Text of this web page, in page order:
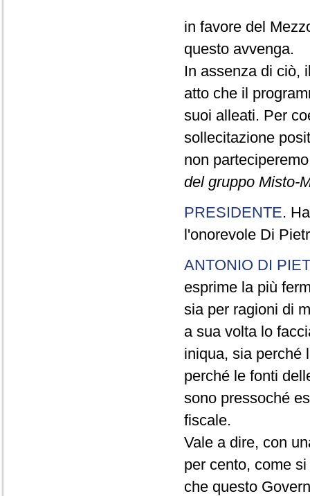
in favore del
questo avvenga.
In assenza di ciò,
atto che il
suoi alleati. Per
sollecitazione
non
del gruppo Misto-
PRESIDENTE.
l'onorevole Di
ANTONIO DI
esprime la più
sia per ragioni di
a sua volta lo
iniqua, sia perché
perché le fonti
sono pressoché
fiscale.
Vale a dire, con
per cento, come
che questo